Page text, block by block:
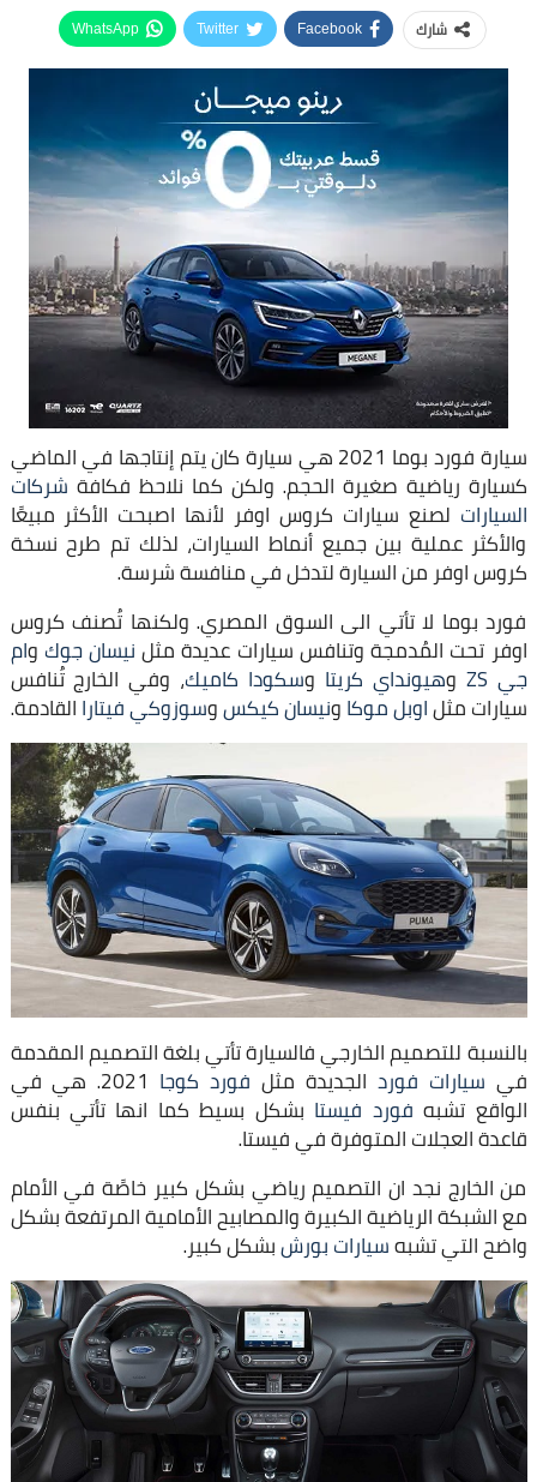
شارك Facebook
Twitter
WhatsApp
سيارة فورد بوما 2021 هي سيارة كان يتم إنتاجها في الماضي
كسيارة رياضية صغيرة الحجم. ولكن كما نلاحظ فكافة شركات
السيارات لصنع سيارات كروس اوفر لأنها اصبحت الأكثر مبيعًا
والأكثر عملية بين جميع أنماط السيارات، لذلك تم طرح نسخة
كروس اوفر من السيارة لتدخل في منافسة شرسة.
فورد بوما لا تأتي الى السوق المصري. ولكنها تُصنف كروس
اوفر تحت المُدمجة وتنافس سيارات عديدة مثلنيسان جوكوام
جي ZS وهيونداي كريتا وسكودا كاميك، وفي الخارج تُنافس
سيارات مثلاوبل موكاونيسان كيكسوسوزوكي فيتاراالقادمة.
بالنسبة للتصميم الخارجي فالسيارة تأتي بلغة التصميم المقدمة
في سيارات فورد الجديدة مثل فورد كوجا 2021. هي في
الواقع تشبه فورد فيستا بشكل بسيط كما انها تأتي بنفس
قاعدة العجلات المتوفرة في فيستا.
من الخارج نجد ان التصميم رياضي بشكل كبير خاصًة في الأمام
مع الشبكة الرياضية الكبيرة والمصابيح الأمامية المرتفعة بشكل
واضح التي تشبهسيارات بورشبشكل كبير.